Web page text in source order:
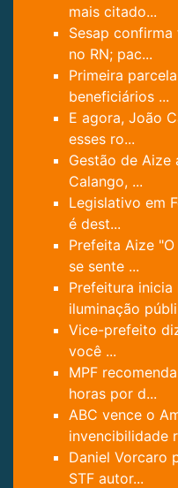
mais citado...
Sesap
no RN; pac...
Primeira
beneficiários ...
E agora, João
esses ro...
Gestão de
Calango, ...
Legislativo em
é dest...
Prefeita Aize
se sente ...
Prefeitura
iluminação
Vice-prefeito
você ...
MPF
horas por d...
ABC vence o
invencibilidade
Daniel Vorcaro
STF autor...